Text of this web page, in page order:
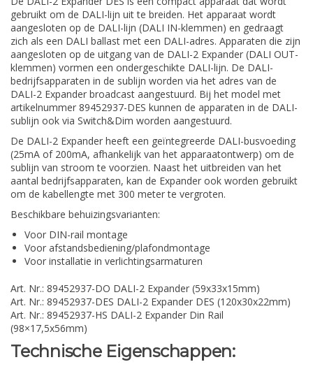
gebruikt om de DALI-lijn uit te breiden. Het apparaat wordt
aangesloten op de DALI-lijn (DALI IN-klemmen) en gedraagt
zich als een DALI ballast met een DALI-adres. Apparaten die zijn
aangesloten op de uitgang van de DALI-2 Expander (DALI OUT-
klemmen) vormen een ondergeschikte DALI-lijn. De DALI-
bedrijfsapparaten in de sublijn worden via het adres van de
DALI-2 Expander broadcast aangestuurd. Bij het model met
artikelnummer 89452937-DES kunnen de apparaten in de DALI-
sublijn ook via Switch&Dim worden aangestuurd.
De DALI-2 Expander heeft een geïntegreerde DALI-busvoeding
(25mA of 200mA, afhankelijk van het apparaatontwerp) om de
sublijn van stroom te voorzien. Naast het uitbreiden van het
aantal bedrijfsapparaten, kan de Expander ook worden gebruikt
om de kabellengte met 300 meter te vergroten.
Beschikbare behuizingsvarianten:
Voor DIN-rail montage
Voor afstandsbediening/plafondmontage
Voor installatie in verlichtingsarmaturen
Art. Nr.: 89452937-DO DALI-2 Expander (59x33x15mm)
Art. Nr.: 89452937-DES DALI-2 Expander DES (120x30x22mm)
Art. Nr.: 89452937-HS DALI-2 Expander Din Rail
(98×17,5x56mm)
Technische Eigenschappen: